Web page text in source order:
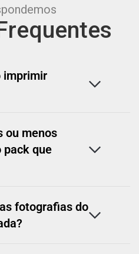
imprimir
ou menos
pack que
fotografias do